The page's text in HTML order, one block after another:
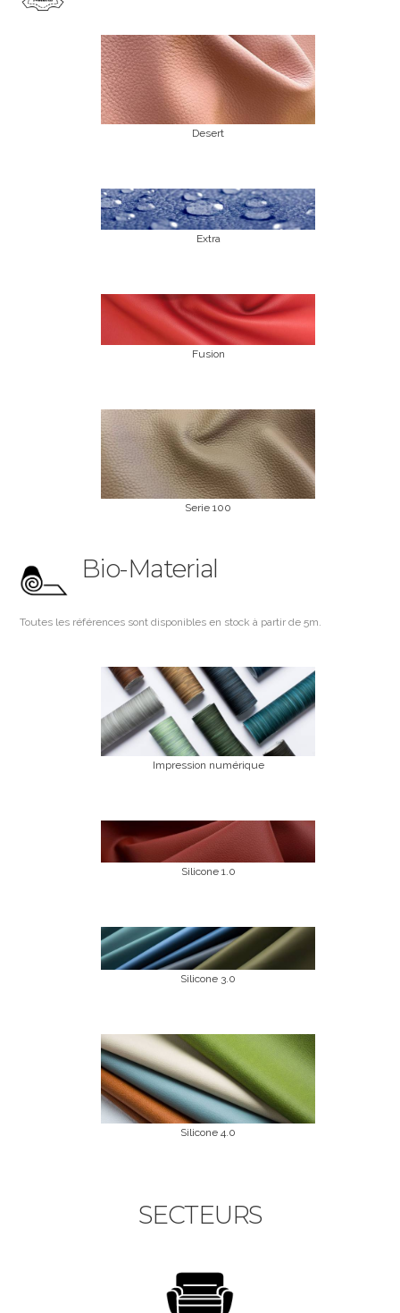
Desert
Extra
Fusion
Serie 100
Bio-Material
Toutes les références sont disponibles en stock à partir de 5m.
Impression numérique
Silicone 1.0
Silicone 3.0
Silicone 4.0
SECTEURS